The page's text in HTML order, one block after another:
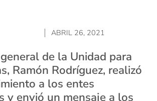
ABRIL 26, 2021
de la Unidad para
Ramón Rodríguez, realizó
a los entes
y envió un mensaje a los